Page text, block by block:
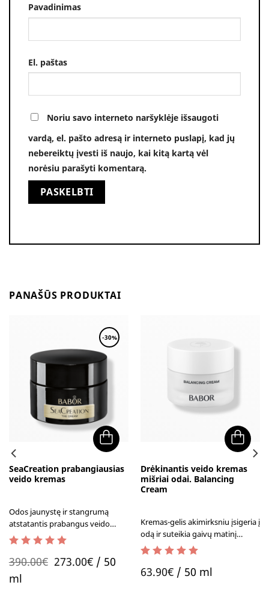
Pavadinimas
El. paštas
Noriu savo interneto naršyklėje išsaugoti
vardą, el. pašto adresą ir interneto puslapį, kad jų
nebereiktų įvesti iš naujo, kai kitą kartą vėl
norėsiu parašyti komentarą.
PANAŠŪS PRODUKTAI
-30%
SeaCreation prabangiausias
veido kremas
Odos jaunystę ir stangrumą
atstatantis prabangus veido
kremas
390.00€ Original
273.00€Current
/ 50
ml
Drėkinantis veido kremas
mišriai odai. Balancing
Cream
Kremas-gelis akimirksniu įsigeria į
odą ir suteikia gaivų matinį
efektą, kartu intensyviai ją
drėkindamas ir gerindamas
drėgmės išlaikymą odoje.
out of 5
63.90€/ 50 ml